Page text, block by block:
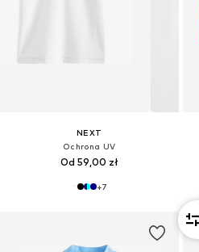
NEXT
Ochrona UV
Od 59,00 zł
+7